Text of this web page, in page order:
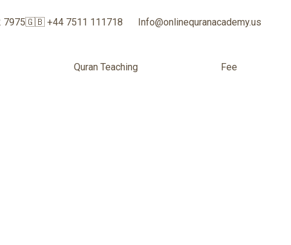
🇬🇧 +44 7511 111718 Info@onlinequranacademy.us
Quran Teaching Fee